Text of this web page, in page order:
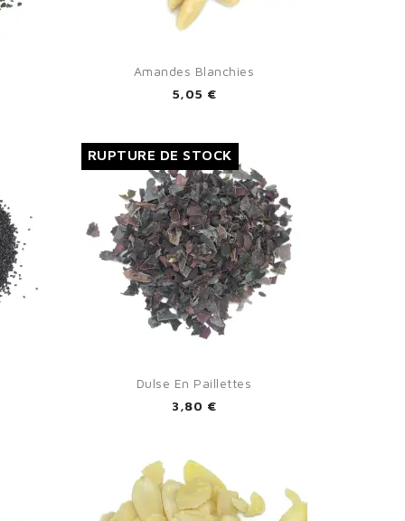
Aperçu rapide
Amandes Blanchies
5,05 €
Aperçu rapide
Dulse En Paillettes
3,80 €
RUPTURE DE STOCK